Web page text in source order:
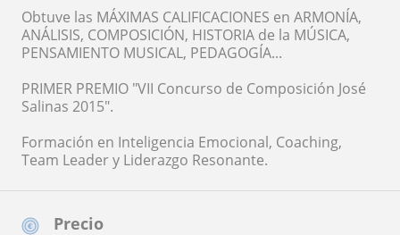
Precio
Obtuve las MÁXIMAS CALIFICACIONES en ARMONÍA,
ANÁLISIS, COMPOSICIÓN, HISTORIA de la MÚSICA,
PENSAMIENTO MUSICAL, PEDAGOGÍA...
PRIMER PREMIO "VII Concurso de Composición José
Salinas 2015".
Formación en Inteligencia Emocional, Coaching,
Team Leader y Liderazgo Resonante.